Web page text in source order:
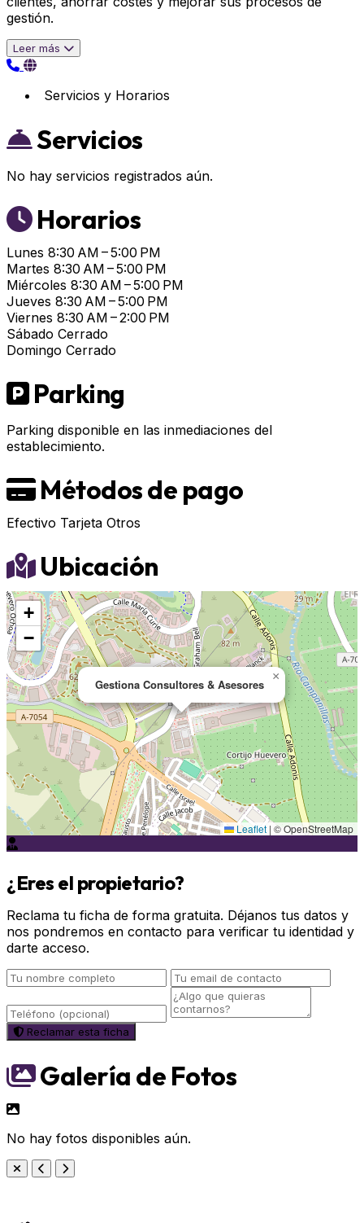
gestión.
Leer más
Servicios y Horarios
Servicios
No hay servicios registrados aún.
Horarios
Lunes 8:30 AM – 5:00 PM
Martes 8:30 AM – 5:00 PM
Miércoles 8:30 AM – 5:00 PM
Jueves 8:30 AM – 5:00 PM
Viernes 8:30 AM – 2:00 PM
Sábado Cerrado
Domingo Cerrado
Parking
Parking disponible en las inmediaciones del
establecimiento.
Métodos de pago
Efectivo Tarjeta Otros
Ubicación
Gestiona Consultores & Asesores
×
+
−
Leaflet | © OpenStreetMap
¿Eres el propietario?
Reclama tu ficha de forma gratuita. Déjanos tus datos y
nos pondremos en contacto para verificar tu identidad y
darte acceso.
Reclamar esta ficha
Galería de Fotos
No hay fotos disponibles aún.